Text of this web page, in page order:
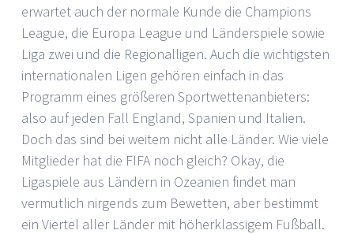
erwartet auch der normale Kunde die Champions
League, die Europa League und Länderspiele sowie
Liga zwei und die Regionalligen. Auch die wichtigsten
internationalen Ligen gehören einfach in das
Programm eines größeren Sportwettenanbieters:
also auf jeden Fall England, Spanien und Italien.
Doch das sind bei weitem nicht alle Länder. Wie viele
Mitglieder hat die FIFA noch gleich? Okay, die
Ligaspiele aus Ländern in Ozeanien findet man
vermutlich nirgends zum Bewetten, aber bestimmt
ein Viertel aller Länder mit höherklassigem Fußball.